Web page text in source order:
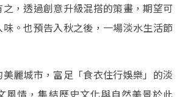
，透過創意升級混搭的策畫，期望可
。也預告入秋之後，一場淡水生活節
麗城市，富足「食衣住行娛樂」的淡
風情，集結歷史文化與自然美景於此